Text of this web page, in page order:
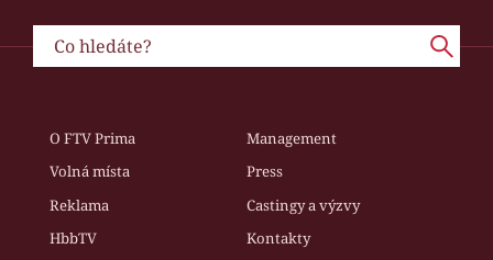
O FTV Prima
Management
Volná místa
Press
Reklama
Castingy a výzvy
HbbTV
Kontakty